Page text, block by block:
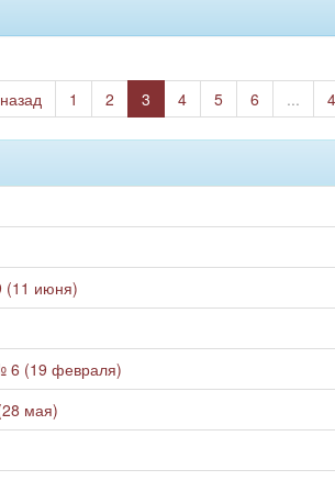
назад 1 2 3 4 5 6 ...
(11 июня)
6 (19 февраля)
мая)